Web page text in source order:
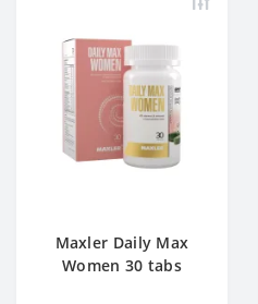
Maxler Daily Max
Women 30 tabs